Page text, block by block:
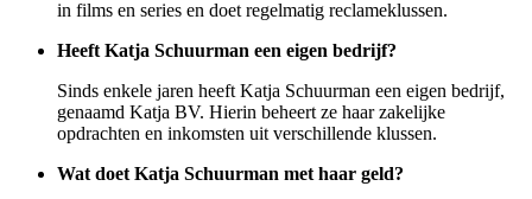
in films en series en doet regelmatig reclameklussen.
Heeft Katja Schuurman een eigen bedrijf?
Sinds enkele jaren heeft Katja Schuurman een eigen bedrijf,
genaamd Katja BV. Hierin beheert ze haar zakelijke
opdrachten en inkomsten uit verschillende klussen.
Wat doet Katja Schuurman met haar geld?